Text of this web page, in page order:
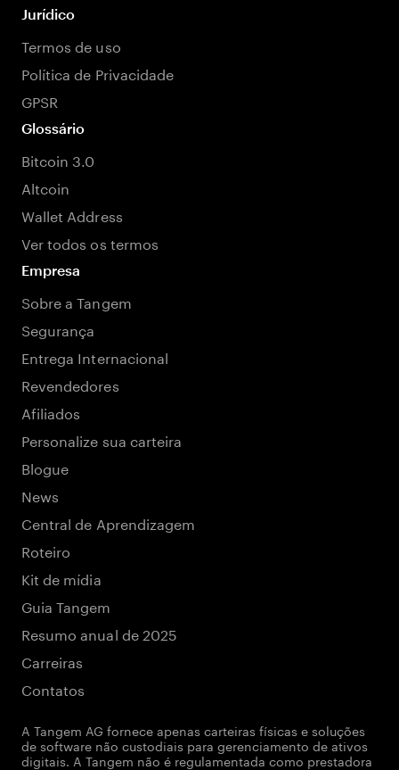
Jurídico
Termos de uso
Política de Privacidade
GPSR
Glossário
Bitcoin 3.0
Altcoin
Wallet Address
Ver todos os termos
Empresa
Sobre a Tangem
Segurança
Entrega Internacional
Revendedores
Afiliados
Personalize sua carteira
Blogue
News
Central de Aprendizagem
Roteiro
Kit de mídia
Guia Tangem
Resumo anual de 2025
Carreiras
Contatos
A Tangem AG fornece apenas carteiras físicas e soluções
de software não custodiais para gerenciamento de ativos
digitais. A Tangem não é regulamentada como prestadora